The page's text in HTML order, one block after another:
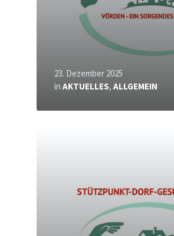
23. Dezember 2025
in AKTUELLES, ALLGEMEIN